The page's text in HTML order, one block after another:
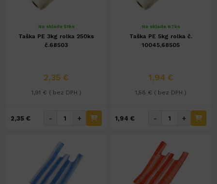
Na sklade 51ks
Taška PE 3kg rolka 250ks
č.68503
2,35 €
1,91 € ( bez DPH )
2,35 € - +
Na sklade 67ks
Taška PE 5kg rolka č.
10045,68505
1,94 €
1,58 € ( bez DPH )
1,94 € - +